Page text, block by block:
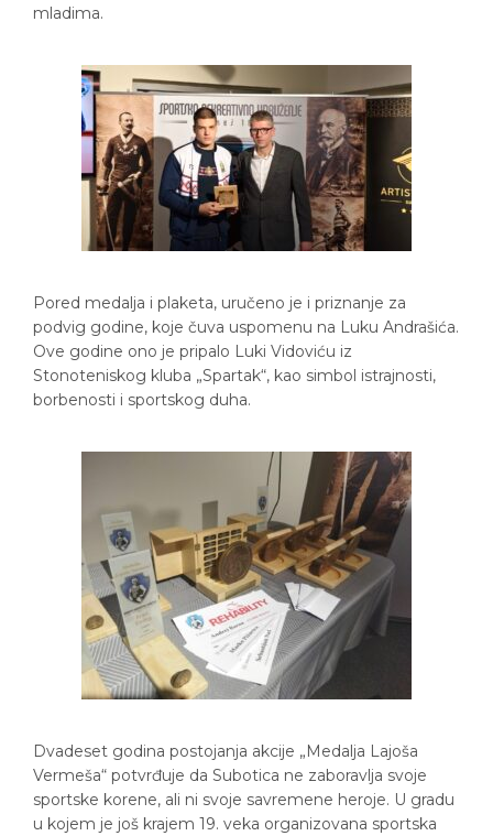
mladima.
Pored medalja i plaketa, uručeno je i priznanje za
podvig godine, koje čuva uspomenu na Luku Andrašića.
Ove godine ono je pripalo Luki Vidoviću iz
Stonoteniskog kluba „Spartak“, kao simbol istrajnosti,
borbenosti i sportskog duha.
Dvadeset godina postojanja akcije „Medalja Lajoša
Vermeša“ potvrđuje da Subotica ne zaboravlja svoje
sportske korene, ali ni svoje savremene heroje. U gradu
u kojem je još krajem 19. veka organizovana sportska